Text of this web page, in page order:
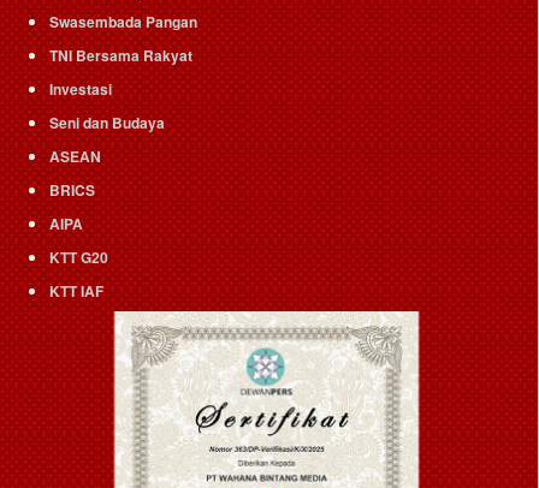
Swasembada Pangan
TNI Bersama Rakyat
Investasi
Seni dan Budaya
ASEAN
BRICS
AIPA
KTT G20
KTT IAF